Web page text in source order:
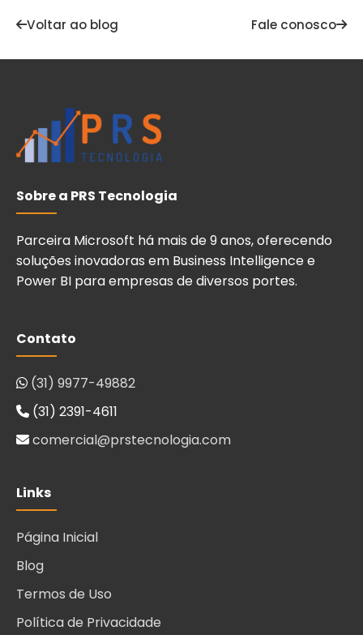
Voltar ao blog Fale conosco
Sobre a PRS Tecnologia
Parceira Microsoft há mais de 9 anos, oferecendo
soluções inovadoras em Business Intelligence e
Power BI para empresas de diversos portes.
Contato
(31) 9977-49882
(31) 2391-4611
comercial@prstecnologia.com
Links
Página Inicial
Blog
Termos de Uso
Política de Privacidade